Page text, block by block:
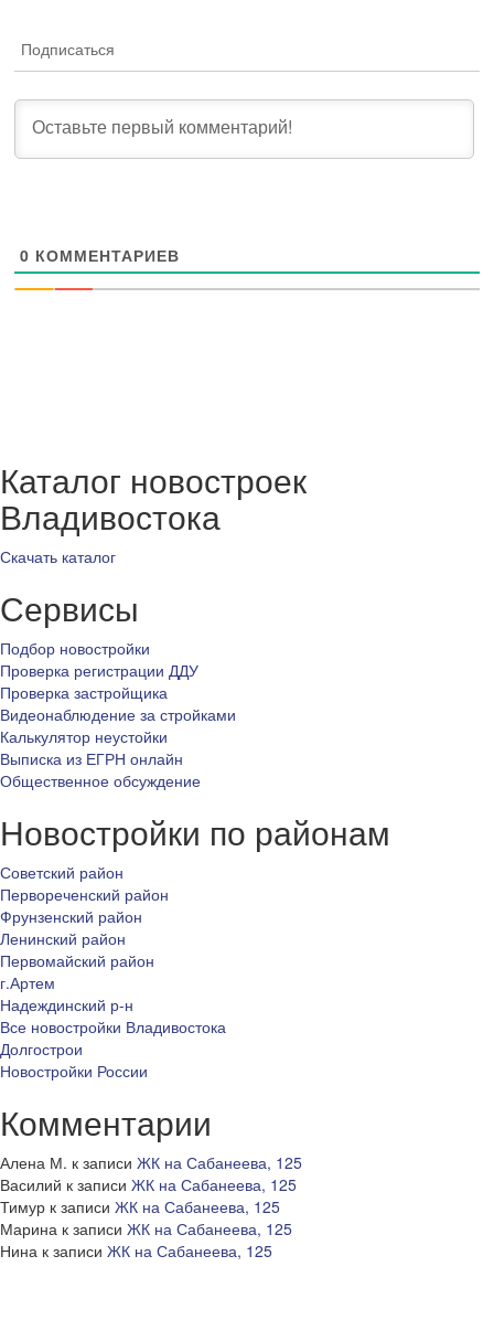
Подписаться
0 КОММЕНТАРИЕВ
Каталог новостроек
Владивостока
Скачать каталог
Сервисы
Подбор новостройки
Проверка регистрации ДДУ
Проверка застройщика
Видеонаблюдение за стройками
Калькулятор неустойки
Выписка из ЕГРН онлайн
Общественное обсуждение
Новостройки по районам
Советский район
Первореченский район
Фрунзенский район
Ленинский район
Первомайский район
г.Артем
Надеждинский р-н
Все новостройки Владивостока
Долгострои
Новостройки России
Комментарии
Алена М. к записи ЖК на Сабанеева, 125
Василий к записи ЖК на Сабанеева, 125
Тимур к записи ЖК на Сабанеева, 125
Марина к записи ЖК на Сабанеева, 125
Нина к записи ЖК на Сабанеева, 125